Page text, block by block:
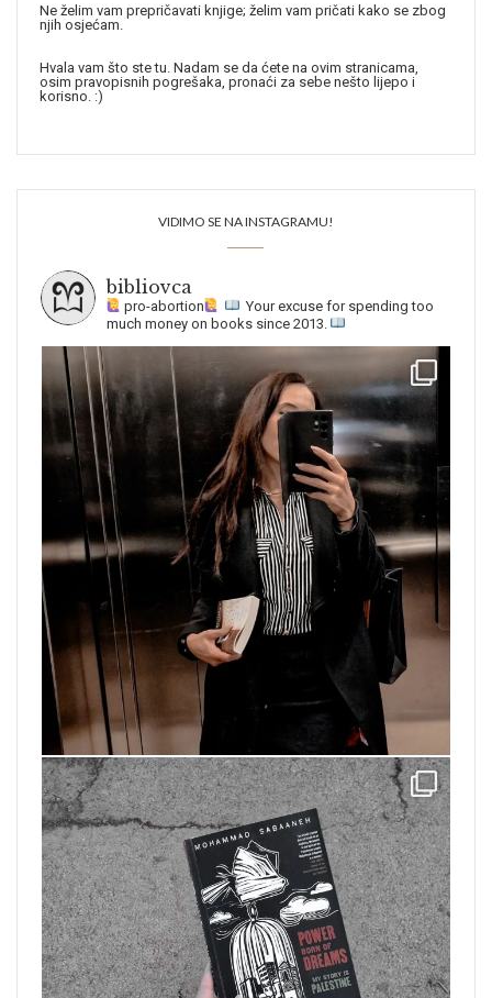
Ne želim vam prepričavati knjige; želim vam pričati kako se zbog
njih osjećam.
Hvala vam što ste tu. Nadam se da ćete na ovim stranicama,
osim pravopisnih pogrešaka, pronaći za sebe nešto lijepo i
korisno. :)
VIDIMO SE NA INSTAGRAMU!
bibliovca
pro-abortion
Your excuse for spending too
much money on books since 2013.